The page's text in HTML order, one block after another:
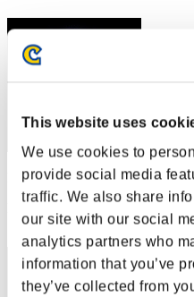
This website uses
We use cookies to
provide social media
traffic. We also share
our site with our social
analytics partners who
information that you’ve
they’ve collected from
Punteggio: -
172